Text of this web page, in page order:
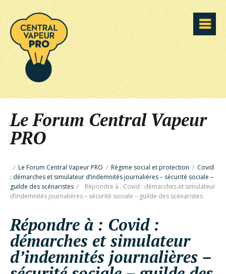
Le Forum Central Vapeur
PRO
/ Le Forum Central Vapeur PRO / Régime social et protection / Covid
: démarches et simulateur d’indemnités journalières – sécurité sociale –
guilde des scénaristes /
Répondre à : Covid : démarches et simulateur
d’indemnités journalières – sécurité sociale – guilde des scénaristes
Répondre à : Covid :
démarches et simulateur
d’indemnités journalières –